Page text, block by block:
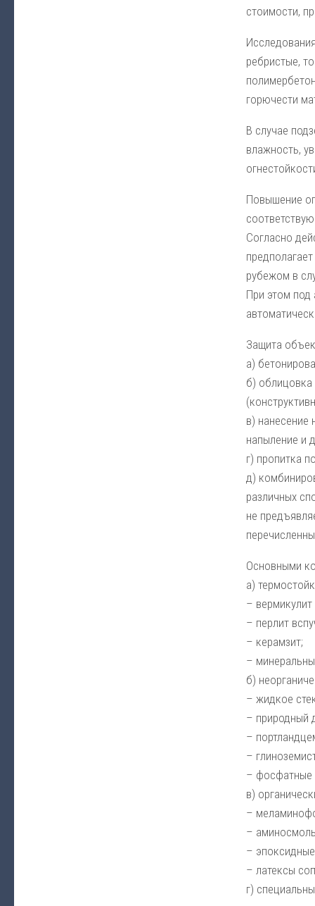
стоимости,
ребристые,
горючести
В случае
влажность,
Повышение
Согласно
рубежом в
При этом под
Защита
а)
б) облицовка
в) нанесение
напыление и
г) пропитка
д)
различных
не
Основными
а)
–
– перлит
– керамзит;
–
б)
– жидкое
– природный
–
–
– фосфатные
в)
–
–
–
– латексы
г)